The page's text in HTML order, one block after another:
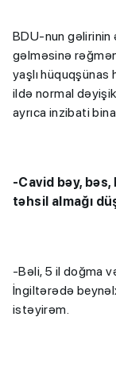
BDU-nun
gəlməsinə
yaşlı hüquqşünas
ildə normal
ayrıca inzibati bina
-Cavid bəy,
təhsil almağı
-Bəli, 5 il doğma
İngiltərədə
istəyirəm.